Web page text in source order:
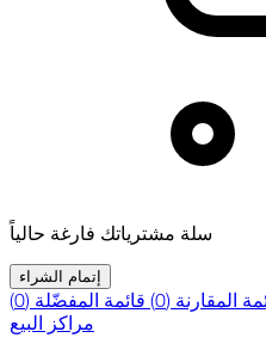
سلة مشترياتك فارغة حالياً
إتمام الشراء
المقارنة (0)
قائمة المفضّلة (0)
مراكز البيع